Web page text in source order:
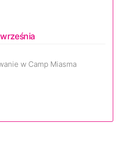
w Camp Miasma